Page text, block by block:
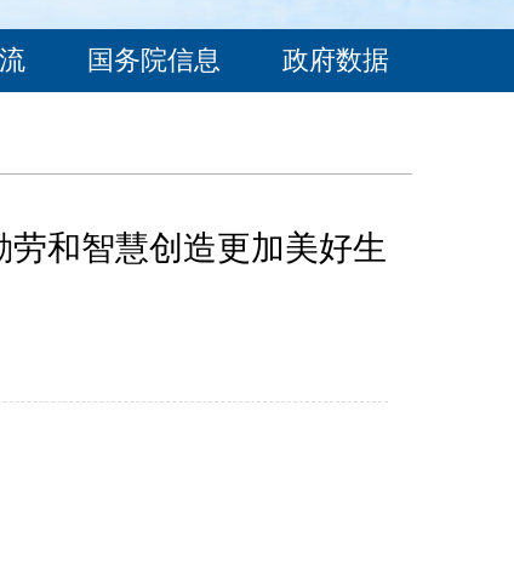
国务院信息 政府数据
和智慧创造更加美好生